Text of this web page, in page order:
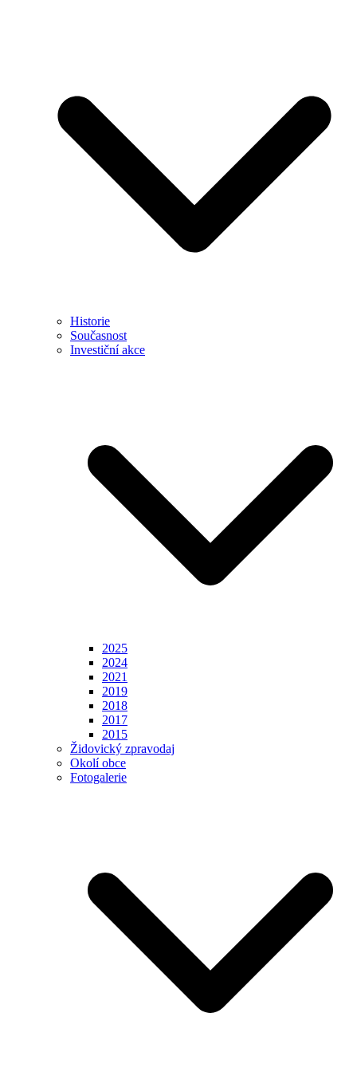
Historie
Současnost
Investiční akce
2025
2024
2021
2019
2018
2017
2015
Židovický zpravodaj
Okolí obce
Fotogalerie